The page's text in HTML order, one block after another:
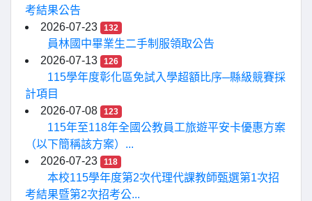
考結果公告
2026-07-23
132
員林國中畢業生二手制服領取公告
2026-07-13
126
115學年度彰化區免試入學超額比序─縣級競賽採
計項目
2026-07-08
123
115年至118年全國公教員工旅遊平安卡優惠方案
（以下簡稱該方案）...
2026-07-23
118
本校115學年度第2次代理代課教師甄選第1次招
考結果暨第2次招考公...